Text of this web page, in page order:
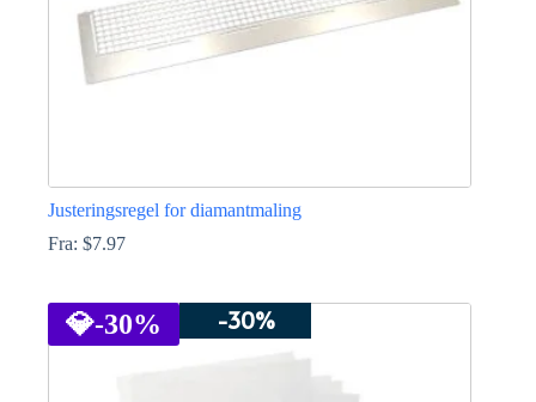
Justeringsregel for diamantmaling
Fra: $7.97
har
flere
💎-30% -30%